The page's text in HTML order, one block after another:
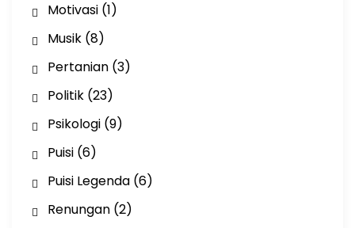
Motivasi(1)
Musik(8)
Pertanian(3)
Politik(23)
Psikologi(9)
Puisi(6)
Puisi Legenda(6)
Renungan(2)